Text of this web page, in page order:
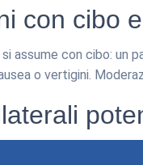
con cibo
assume con cibo: un
o vertigini.